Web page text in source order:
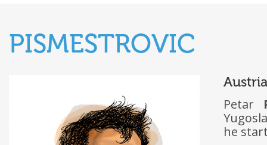
PISMESTROVIC
Austria
Petar
he